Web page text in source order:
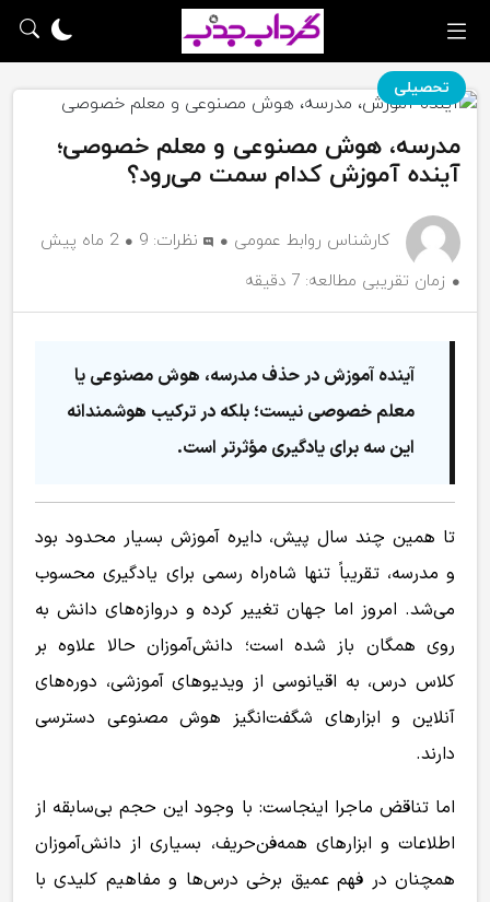
تحصیلی
مدرسه، هوش مصنوعی و معلم خصوصی؛
آینده آموزش کدام سمت می‌رود؟
کارشناس روابط عمومی نظرات: 9
2 ماه پیش
زمان تقریبی مطالعه: 7 دقیقه
آینده آموزش در حذف مدرسه، هوش مصنوعی یا
معلم خصوصی نیست؛ بلکه در ترکیب هوشمندانه
این سه برای یادگیری مؤثرتر است.
تا همین چند سال پیش، دایره آموزش بسیار محدود بود
و مدرسه، تقریباً تنها شاه‌راه رسمی برای یادگیری محسوب
می‌شد. امروز اما جهان تغییر کرده و دروازه‌های دانش به
روی همگان باز شده است؛ دانش‌آموزان حالا علاوه بر
کلاس درس، به اقیانوسی از ویدیوهای آموزشی، دوره‌های
آنلاین و ابزارهای شگفت‌انگیز هوش مصنوعی دسترسی
دارند.
اما تناقض ماجرا اینجاست: با وجود این حجم بی‌سابقه از
اطلاعات و ابزارهای همه‌فن‌حریف، بسیاری از دانش‌آموزان
همچنان در فهم عمیق برخی درس‌ها و مفاهیم کلیدی با